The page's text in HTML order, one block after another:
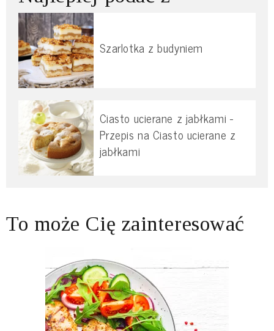
Szarlotka z budyniem
Ciasto ucierane z jabłkami -
Przepis na Ciasto ucierane z
jabłkami
To może Cię zainteresować